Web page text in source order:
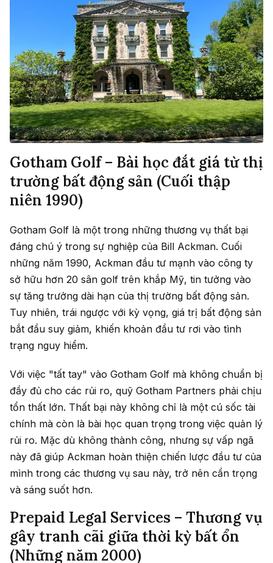
Gotham Golf – Bài học đắt giá từ thị
trường bất động sản (Cuối thập
niên 1990)
Gotham Golf là một trong những thương vụ thất bại
đáng chú ý trong sự nghiệp của Bill Ackman. Cuối
những năm 1990, Ackman đầu tư mạnh vào công ty
sở hữu hơn 20 sân golf trên khắp Mỹ, tin tưởng vào
sự tăng trưởng dài hạn của thị trường bất động sản.
Tuy nhiên, trái ngược với kỳ vọng, giá trị bất động sản
bắt đầu suy giảm, khiến khoản đầu tư rơi vào tình
trạng nguy hiểm.
Với việc "tất tay" vào Gotham Golf mà không chuẩn bị
đầy đủ cho các rủi ro, quỹ Gotham Partners phải chịu
tổn thất lớn. Thất bại này không chỉ là một cú sốc tài
chính mà còn là bài học quan trọng trong việc quản lý
rủi ro. Mặc dù không thành công, nhưng sự vấp ngã
này đã giúp Ackman hoàn thiện chiến lược đầu tư của
mình trong các thương vụ sau này, trở nên cẩn trọng
và sáng suốt hơn.
Prepaid Legal Services – Thương vụ
gây tranh cãi giữa thời kỳ bất ổn
(Những năm 2000)